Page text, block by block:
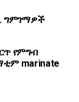
ግምገማዎች
የምግብ
marinate